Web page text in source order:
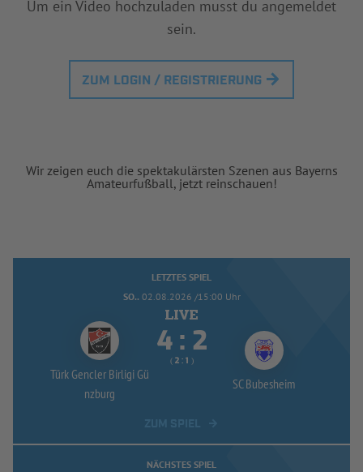
Um ein Video hochzuladen musst du angemeldet
sein.
ZUM LOGIN / REGISTRIERUNG
Wir zeigen euch die spektakulärsten Szenen aus Bayerns
Amateurfußball, jetzt reinschauen!
LETZTES SPIEL
SO.. 02.08.2026 /15:00 Uhr
Türk Gencler Birligi Gü
nzburg
 : 
(  :  )
SC Bubesheim
NÄCHSTES SPIEL